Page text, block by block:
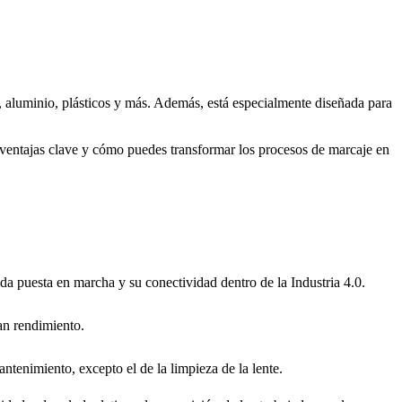
plásticos y más. Además, está especialmente diseñada para
clave y cómo puedes transformar los procesos de marcaje en
puesta en marcha y su conectividad dentro de la Industria 4.0.
rendimiento.
excepto el de la limpieza de la lente.